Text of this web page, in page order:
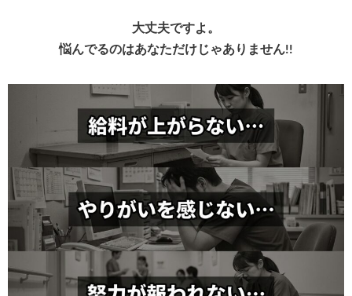
大丈夫ですよ。
悩んでるのはあなただけじゃありません!!